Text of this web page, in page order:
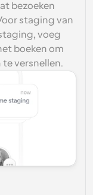
bezoeken
staging van
voeg
boeken om
te versnellen.